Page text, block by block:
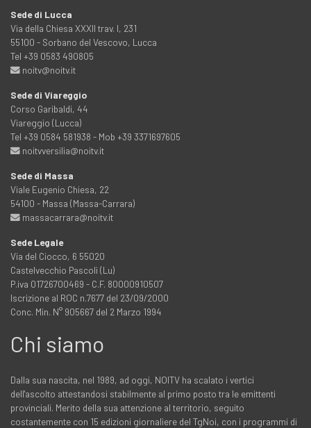
Sede di Lucca
Via della Chiesa XXXII trav. I, 231
55100 - Sorbano del Vescovo, Lucca
Tel +39 0583 490805
noitv@noitv.it
Sede di Viareggio
Corso Garibaldi, 44
Viareggio (Lucca)
Tel +39 0584 581938 - Mob +39 3371697605
noitvversilia@noitv.it
Sede di Massa
Viale Eugenio Chiesa, 22
54100 - Massa (Massa-Carrara)
massacarrara@noitv.it
Sede Legale
Via del Ciocco, 6 55020
Castelvecchio Pascoli (Lu)
P.iva 01726700469 - C.F. 80000910507
Iscrizione al ROC n.7677 del 23/09/2000
Conc. Min. N° 905667 del 2 Marzo 1994
Chi siamo
Dalla sua nascita, nel 1989, ad oggi, NOITV ha scalato i vertici
dell'ascolto attestandosi stabilmente al primo posto tra le emittenti
provinciali. Merito della sua attenzione al territorio, seguito
costantemente con 15 edizioni giornaliere del TgNoi, con i programmi di